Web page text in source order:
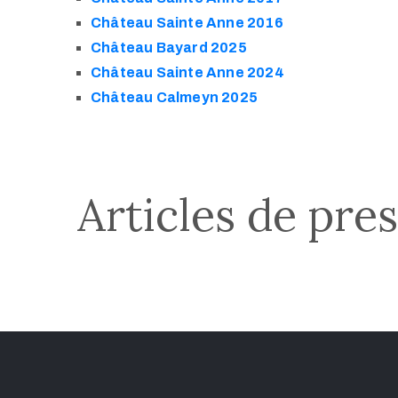
Château Sainte Anne 2016
Château Bayard 2025
Château Sainte Anne 2024
Château Calmeyn 2025
Articles de